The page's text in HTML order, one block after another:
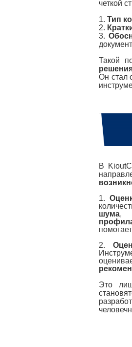
четкой
1. Тип
2.
3.
Такой
Он стал
В
1.
шума,
помогает
2.
Это